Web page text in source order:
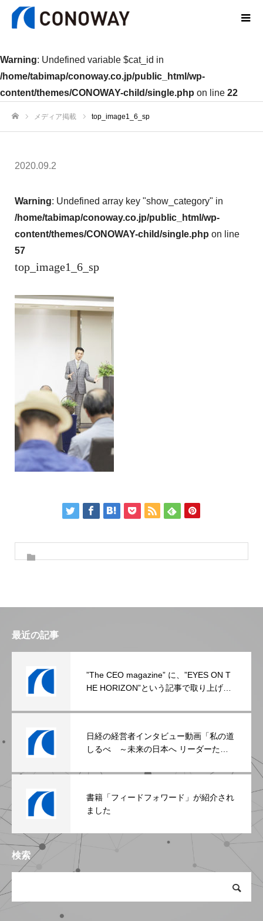
Warning: Undefined variable $cat_id in
/home/tabimap/conoway.co.jp/public_html/wp-
content/themes/CONOWAY-child/single.php on line 22
メディア掲載 top_image1_6_sp
2020.09.2
Warning: Undefined array key "show_category" in
/home/tabimap/conoway.co.jp/public_html/wp-
content/themes/CONOWAY-child/single.php on line
57
top_image1_6_sp
最近の記事
”The CEO magazine” に、”EYES ON T
HE HORIZON”という記事で取り上げら
日経の経営者インタビュー動画「私の道
しるべ ～未来の日本へ リーダーたち
書籍「フィードフォワード」が紹介され
ました
検索